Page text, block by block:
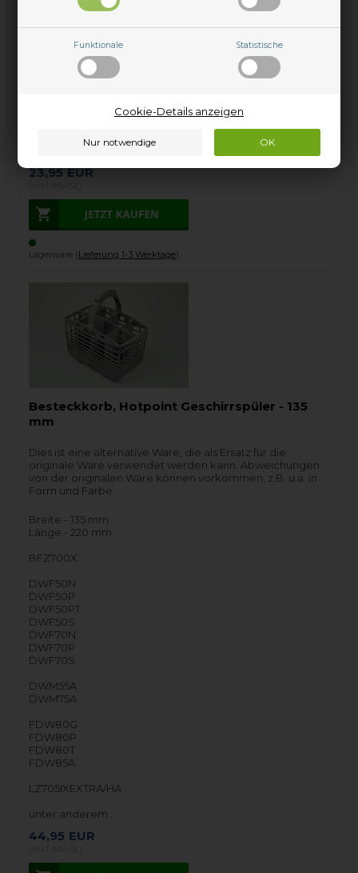
Funktionale Statistische
Cookie-Details anzeigen
23,95 EUR
Lagerware (Lieferung 1-3 Werktage).
Besteckkorb, Hotpoint Geschirrspüler - 135
mm
Dies ist eine alternative Ware, die als Ersatz für die
originale Ware verwendet werden kann. Abweichungen
von der originalen Ware können vorkommen, z.B. u.a. in
Form und Farbe.
Breite - 135 mm
Länge - 220 mm
BFZ700X
DWF50N
DWF50P
DWF50PT
DWF50S
DWF70N
DWF70P
DWF70S
DWM55A
DWM75A
FDW80G
FDW80P
FDW80T
FDW85A
LZ705IXEXTRA/HA
unter anderem…
44,95 EUR